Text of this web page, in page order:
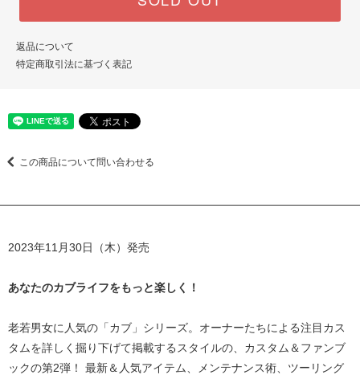
返品について
特定商取引法に基づく表記
この商品について問い合わせる
2023年11月30日（木）発売
あなたのカブライフをもっと楽しく！
老若男女に人気の「カブ」シリーズ。オーナーたちによる注目カス
タムを詳しく掘り下げて掲載するスタイルの、カスタム＆ファンブ
ックの第2弾！ 最新＆人気アイテム、メンテナンス術、ツーリング